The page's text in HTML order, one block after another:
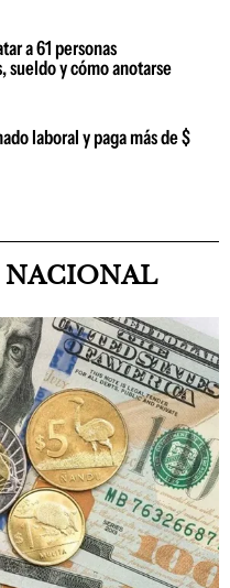
a 61 personas
sueldo y cómo anotarse
laboral y paga más de $
NACIONAL